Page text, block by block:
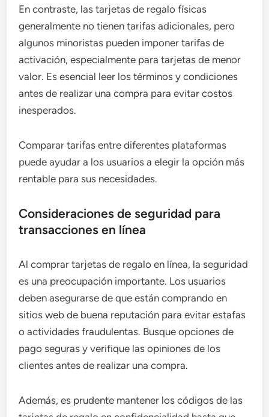
En contraste, las tarjetas de regalo físicas
generalmente no tienen tarifas adicionales, pero
algunos minoristas pueden imponer tarifas de
activación, especialmente para tarjetas de menor
valor. Es esencial leer los términos y condiciones
antes de realizar una compra para evitar costos
inesperados.
Comparar tarifas entre diferentes plataformas
puede ayudar a los usuarios a elegir la opción más
rentable para sus necesidades.
Consideraciones de seguridad para
transacciones en línea
Al comprar tarjetas de regalo en línea, la seguridad
es una preocupación importante. Los usuarios
deben asegurarse de que están comprando en
sitios web de buena reputación para evitar estafas
o actividades fraudulentas. Busque opciones de
pago seguras y verifique las opiniones de los
clientes antes de realizar una compra.
Además, es prudente mantener los códigos de las